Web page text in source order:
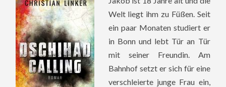
Welt liegt ihm zu Füßen. Seit
ein paar Monaten studiert er
in Bonn und lebt Tür an Tür
mit seiner Freundin. Am
Bahnhof setzt er sich für eine
verschleierte junge Frau ein,